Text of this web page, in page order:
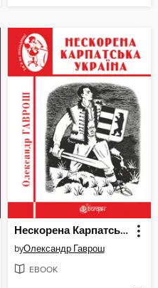
Нескорена Карпатська Україна
byОлександр Гаврош
EBOOK